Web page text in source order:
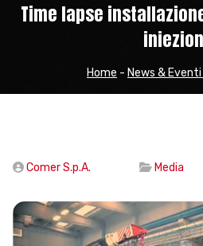
Time lapse
Home - News & Eventi
Comer S.p.A. Media